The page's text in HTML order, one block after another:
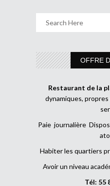
OFFRE
Restaurant de la
dynamiques,
Paie journalière
Habiter les quartiers
Avoir un niveau
Tél: 55